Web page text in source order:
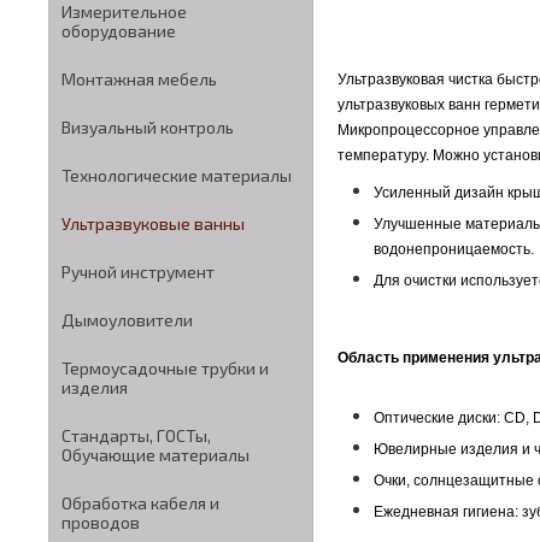
Измерительное
оборудование
Монтажная мебель
Визуальный контроль
Технологические материалы
Ультразвуковые ванны
Ручной инструмент
Дымоуловители
Термоусадочные трубки и
изделия
Стандарты, ГОСТы,
Обучающие материалы
Обработка кабеля и
проводов
Ультразвуковая чистка
ультразвуковых ванн
Микропроцессорное
температуру. Можно
Усиленный дизайн
Улучшенные материалы
водонепроницаемость.
Для очистки
Область применения
Оптические диски: CD,
Ювелирные изделия и
Очки, солнцезащитные
Ежедневная гигиена: